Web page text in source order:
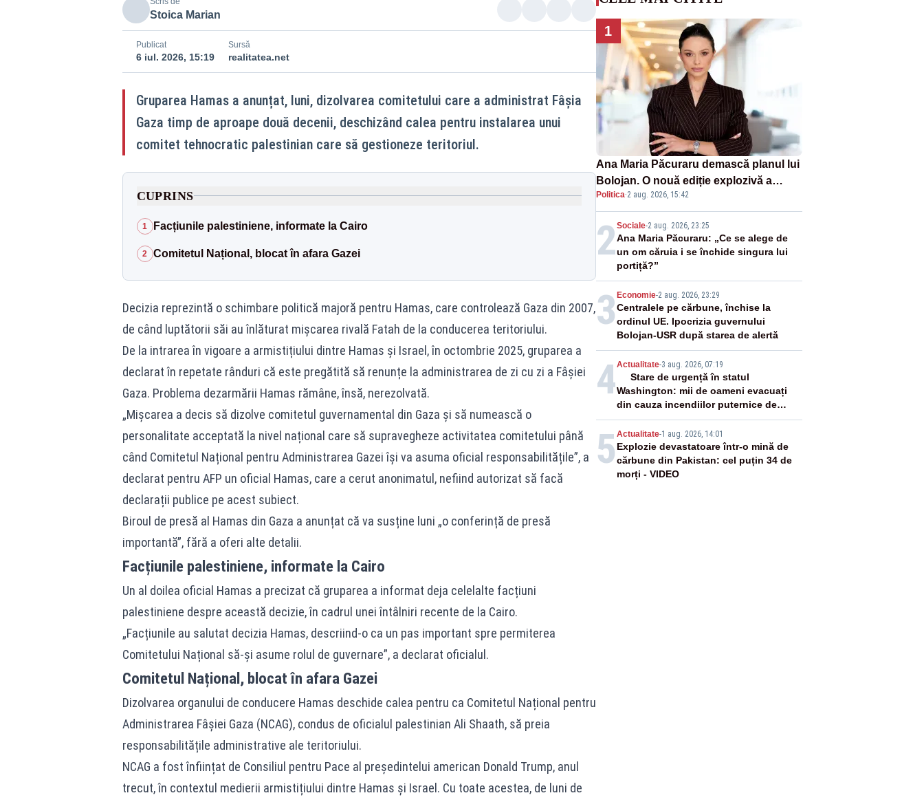
Stoica Marian
Publicat
6 iul. 2026, 15:19
Sursă
realitatea.net
Gruparea Hamas a anunțat, luni, dizolvarea comitetului care a administrat Fâșia
Gaza timp de aproape două decenii, deschizând calea pentru instalarea unui
comitet tehnocratic palestinian care să gestioneze teritoriul.
CUPRINS
1 Facțiunile palestiniene, informate la Cairo
2 Comitetul Național, blocat în afara Gazei
Decizia reprezintă o schimbare politică majoră pentru Hamas, care controlează Gaza din 2007,
de când luptătorii săi au înlăturat mișcarea rivală Fatah de la conducerea teritoriului.
De la intrarea în vigoare a armistițiului dintre Hamas și Israel, în octombrie 2025, gruparea a
declarat în repetate rânduri că este pregătită să renunțe la administrarea de zi cu zi a Fâșiei
Gaza. Problema dezarmării Hamas rămâne, însă, nerezolvată.
„Mișcarea a decis să dizolve comitetul guvernamental din Gaza și să numească o
personalitate acceptată la nivel național care să supravegheze activitatea comitetului până
când Comitetul Național pentru Administrarea Gazei își va asuma oficial responsabilitățile”, a
declarat pentru AFP un oficial Hamas, care a cerut anonimatul, nefiind autorizat să facă
declarații publice pe acest subiect.
Biroul de presă al Hamas din Gaza a anunțat că va susține luni „o conferință de presă
importantă”, fără a oferi alte detalii.
Facțiunile palestiniene, informate la Cairo
Un al doilea oficial Hamas a precizat că gruparea a informat deja celelalte facțiuni
palestiniene despre această decizie, în cadrul unei întâlniri recente de la Cairo.
„Facțiunile au salutat decizia Hamas, descriind-o ca un pas important spre permiterea
Comitetului Național să-și asume rolul de guvernare”, a declarat oficialul.
Comitetul Național, blocat în afara Gazei
Dizolvarea organului de conducere Hamas deschide calea pentru ca Comitetul Național pentru
Administrarea Fâșiei Gaza (NCAG), condus de oficialul palestinian Ali Shaath, să preia
responsabilitățile administrative ale teritoriului.
NCAG a fost înființat de Consiliul pentru Pace al președintelui american Donald Trump, anul
trecut, în contextul medierii armistițiului dintre Hamas și Israel. Cu toate acestea, de luni de
1
Ana Maria Păcuraru demască planul lui
Bolojan. O nouă ediție explozivă a
emisiunii „Miza Zilei” la Realitatea
PLUS
Politica·2 aug. 2026, 15:42
2Sociale-2 aug. 2026, 23:25
Ana Maria Păcuraru: „Ce se alege de
un om căruia i se închide singura lui
portiță?”
3 Economie-2 aug. 2026, 23:29
Centralele pe cărbune, închise la
ordinul UE. Ipocrizia guvernului
Bolojan-USR după starea de alertă
4Actualitate-3 aug. 2026, 07:19
Stare de urgență în statul
Washington: mii de oameni evacuați
din cauza incendiilor puternice de
vegetație
5 Actualitate-1 aug. 2026, 14:01
Explozie devastatoare într-o mină de
cărbune din Pakistan: cel puțin 34 de
morți - VIDEO